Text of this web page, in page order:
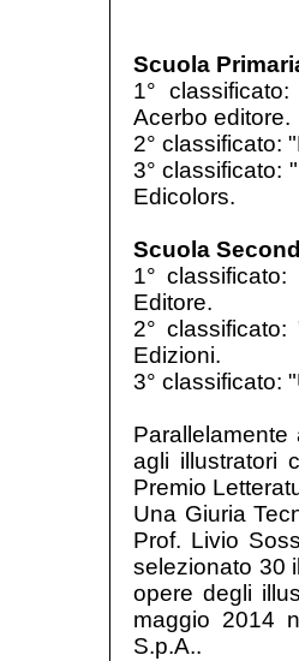
Scuola
1°
Acerbo editore.
2° classificato:
3° classificato:
Edicolors.
Scuola
1°
Editore.
2°
Edizioni.
3° classificato:
agli illustratori
Premio
Una Giuria
Prof. Livio
selezionato 30
opere degli
maggio 2014
S.p.A..